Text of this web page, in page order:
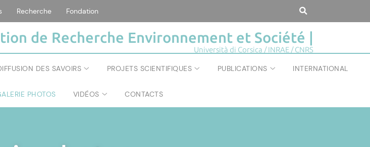
Recherche Fondation
de Recherche Environnement et Société |
Università di Corsica / INRAE / CNRS
DES SAVOIRS PROJETS SCIENTIFIQUES PUBLICATIONS INTERNATIONAL
PHOTOS VIDÉOS CONTACTS